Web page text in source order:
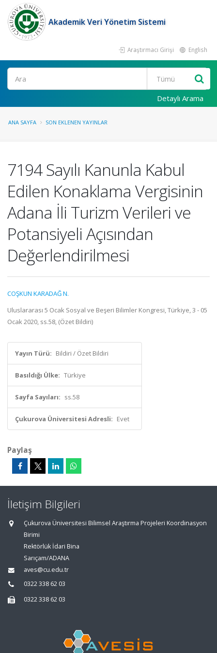
Akademik Veri Yönetim Sistemi
Araştırmacı Girişi English
Ara
Detaylı Arama
ANA SAYFA SON EKLENEN YAYINLAR
7194 Sayılı Kanunla Kabul
Edilen Konaklama Vergisinin
Adana İli Turizm Verileri ve
Potansiyeli Açısından
Değerlendirilmesi
COŞKUN KARADAĞ N.
Uluslararası 5 Ocak Sosyal ve Beşeri Bilimler Kongresi, Türkiye, 3 - 05
Ocak 2020, ss.58, (Özet Bildiri)
Yayın Türü: Bildiri / Özet Bildiri
Basıldığı Ülke: Türkiye
Sayfa Sayıları: ss.58
Çukurova Üniversitesi Adresli: Evet
Paylaş
İletişim Bilgileri
Çukurova Üniversitesi Bilimsel Araştırma Projeleri Koordinasyon
Birimi
Rektörlük İdari Bina
Sarıçam/ADANA
aves@cu.edu.tr
0322 338 62 03
0322 338 62 03